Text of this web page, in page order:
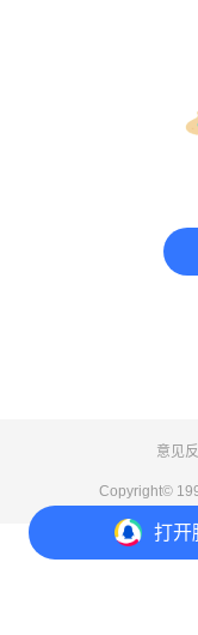
打开
意见
Copyright©